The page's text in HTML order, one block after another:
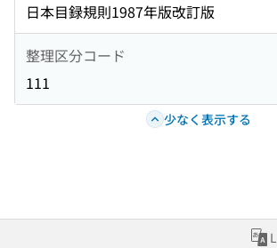
日本目録規則1987年版改訂版
整理区分コード
111
少なく表示する